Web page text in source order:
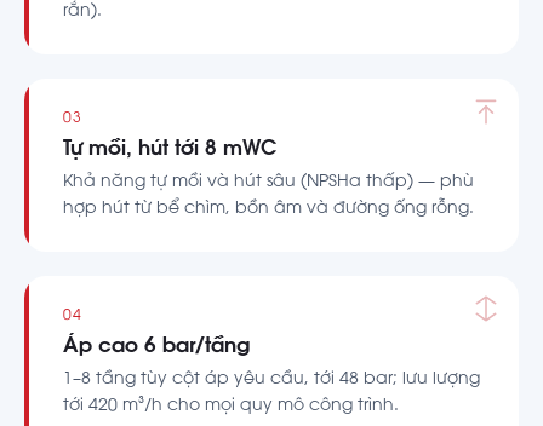
rắn).
03
Tự mồi, hút tới 8 mWC
Khả năng tự mồi và hút sâu (NPSHa thấp) — phù
hợp hút từ bể chìm, bồn âm và đường ống rỗng.
04
Áp cao 6 bar/tầng
1–8 tầng tùy cột áp yêu cầu, tới 48 bar; lưu lượng
tới 420 m³/h cho mọi quy mô công trình.